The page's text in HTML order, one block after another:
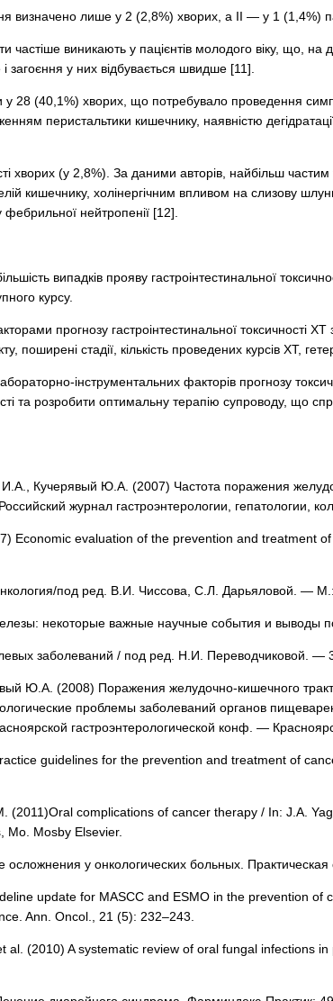
визначено лише у 2 (2,8%) хворих, а ІІ — у 1 (1,4%)
частіше виникають у пацієнтів молодого віку, що, на
загоєння у них відбувається швидше [11].
у 28 (40,1%) хворих, що потребувало проведення
перистальтики кишечнику, наявністю
хворих (у 2,8%). За даними авторів, найбільш
кишечнику, холінергічним впливом на слизову
нейтропенії [12].
випадків прояву гастроінтестинальної
курсу.
прогнозу гастроінтестинальної токсичності ХТ
поширені стадії, кількість проведених курсів ХТ,
інструментальних факторів прогнозу
та розробити оптимальну терапію супроводу, що
Кучерявый Ю.А. (2007) Частота поражения
журнал гастроэнтерологии, гепатологии,
Economic evaluation of the prevention and treatment
под ред. В.И. Чиссова, С.Л. Дарьяловой. —
некоторые важные научные события и выводы
заболеваний / под ред. Н.И. Переводчиковой.
Ю.А. (2008) Поражения желудочно-кишечного
проблемы заболеваний органов
гастроэнтерологической конф. —
guidelines for the prevention and treatment of
(2011)Oral complications of cancer therapy / In: J.A.
Mo. Mosby Elsevier.
у онкологических больных. Практическая
update for MASCC and ESMO in the prevention
Ann. Oncol., 21 (5): 232–243.
al. (2010) A syste­matic review of oral fungal infections